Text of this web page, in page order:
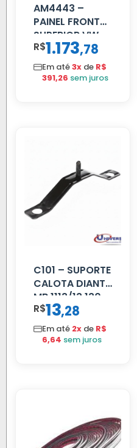
AM4443 –
PAINEL FRONTAL
SUPERIOR VW
DELIVERY
R$1.173,78
Em até3x de R$
391,26 sem juros
C101 – SUPORTE
CALOTA DIANT
MB 1113/13.130
R$13,28
Em até 2x de R$
6,64 sem juros